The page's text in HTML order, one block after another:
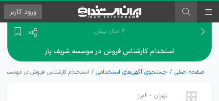
ورود کاربر
۶ سال پیش
استخدام کارشناس فروش در موسسه شریف یار
صفحه اصلی جستجوی آگهی‌های استخدامی استخدام کارشناس فروش در موسسه
تهران - البرز